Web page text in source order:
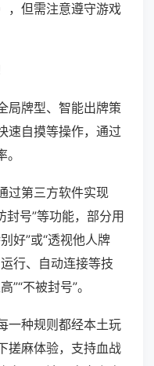
，但需注意遵守游戏
局牌型、智能出牌策
速自摸等操作，通过
过第三方软件实现
封号”等功能，部分用
好”或“透视他人牌
行、自动连接等技
不被封号”。
一种规则都经本土玩
搓麻体验，支持血战